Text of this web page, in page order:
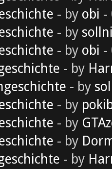
- by obi -
- by
- by obi -
- by
- by
- by
- by
- by
- by